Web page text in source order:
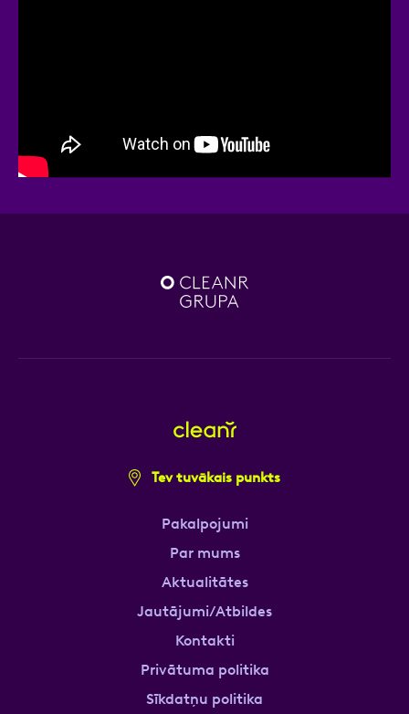
Tev tuvākais punkts
Pakalpojumi
Par mums
Aktualitātes
Jautājumi/Atbildes
Kontakti
Privātuma politika
Sīkdatņu politika